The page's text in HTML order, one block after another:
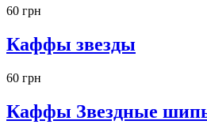
60 грн
Каффы звезды
60 грн
Каффы Звездные